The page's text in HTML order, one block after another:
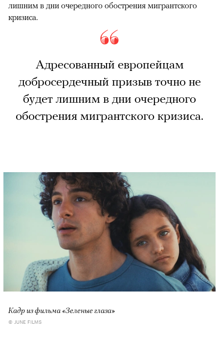
лишним в дни очередного обострения мигрантского
кризиса.
Адресованный европейцам
добросердечный призыв точно не
будет лишним в дни очередного
обострения мигрантского кризиса.
Кадр из фильма «Зеленые глаза»
© JUNE FILMS